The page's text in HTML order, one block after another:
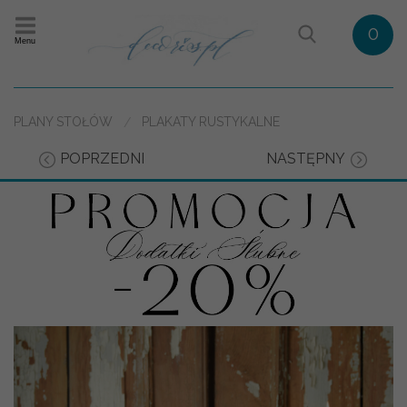
Menu 0
PLANY STOŁÓW PLAKATY RUSTYKALNE
POPRZEDNI NASTĘPNY